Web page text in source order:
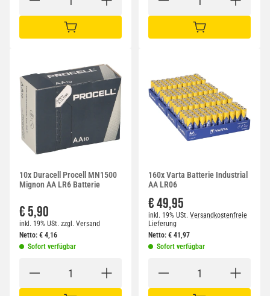
IN DEN WARENKORB IN DEN WARENKORB
10x Duracell Procell MN1500
Mignon AA LR6 Batterie
€ 5,90
inkl. 19% USt. zzgl. Versand
Netto: € 4,16
Sofort verfügbar
160x Varta Batterie Industrial
AA LR06
€ 49,95
inkl. 19% USt. Versandkostenfreie
Lieferung
Netto: € 41,97
Sofort verfügbar